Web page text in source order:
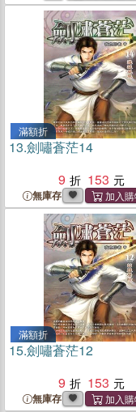
滿額折
13.劍嘯蒼茫14
9
153
無庫存
滿額折
15.劍嘯蒼茫12
9
153
無庫存